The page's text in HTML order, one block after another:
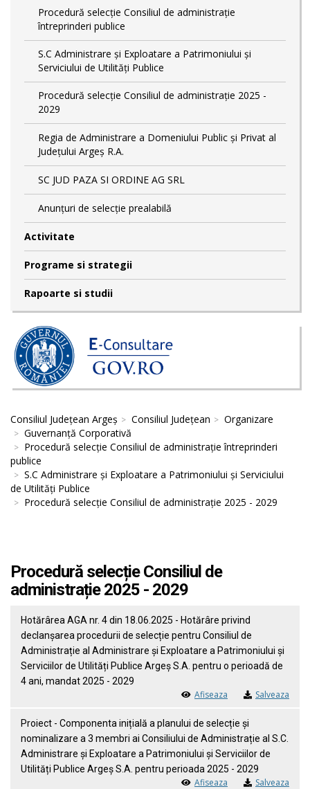
Procedură selecție Consiliul de administrație
întreprinderi publice
S.C Administrare și Exploatare a Patrimoniului și
Serviciului de Utilități Publice
Procedură selecție Consiliul de administrație 2025 -
2029
Regia de Administrare a Domeniului Public și Privat al
Județului Argeș R.A.
SC JUD PAZA SI ORDINE AG SRL
Anunțuri de selecție prealabilă
Activitate
Programe si strategii
Rapoarte si studii
Consiliul Județean Argeș Consiliul Județean
Organizare
Guvernanță Corporativă
Procedură selecție Consiliul de administrație întreprinderi
publice
S.C Administrare și Exploatare a Patrimoniului și Serviciului
de Utilități Publice
Procedură selecție Consiliul de administrație 2025 - 2029
Procedură selecție Consiliul de
administrație 2025 - 2029
Hotărârea AGA nr. 4 din 18.06.2025 - Hotărâre privind
declanșarea procedurii de selecție pentru Consiliul de
Administrație al Administrare și Exploatare a Patrimoniului și
Serviciilor de Utilități Publice Argeș S.A. pentru o perioadă de
4 ani, mandat 2025 - 2029
Afiseaza Salveaza
Proiect - Componenta inițială a planului de selecție și
nominalizare a 3 membri ai Consiliului de Administrație al S.C.
Administrare și Exploatare a Patrimoniului și Serviciilor de
Utilități Publice Argeș S.A. pentru perioada 2025 - 2029
Afiseaza Salveaza